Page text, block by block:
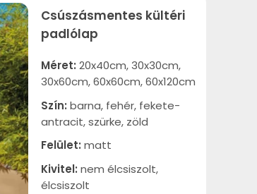
Csúszásmentes kültéri
padlólap
Méret: 20x40cm, 30x30cm,
30x60cm, 60x60cm, 60x120cm
Szín: barna, fehér, fekete-
antracit, szürke, zöld
Felület: matt
Kivitel: nem élcsiszolt,
élcsiszolt